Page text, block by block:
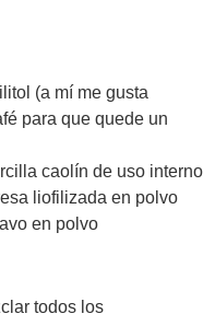
(a mí me gusta
para que quede un
caolín de uso interno
liofilizada en polvo
en polvo
todos los